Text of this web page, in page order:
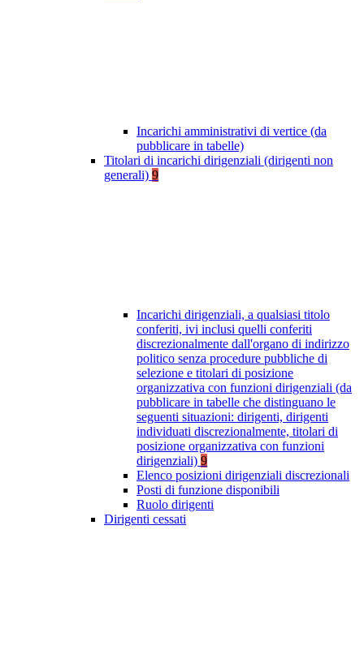
Incarichi amministrativi di vertice (da
pubblicare in tabelle)
Titolari di incarichi dirigenziali (dirigenti non
generali) 9
Incarichi dirigenziali, a qualsiasi titolo
conferiti, ivi inclusi quelli conferiti
discrezionalmente dall'organo di indirizzo
politico senza procedure pubbliche di
selezione e titolari di posizione
organizzativa con funzioni dirigenziali (da
pubblicare in tabelle che distinguano le
seguenti situazioni: dirigenti, dirigenti
individuati discrezionalmente, titolari di
posizione organizzativa con funzioni
dirigenziali) 9
Elenco posizioni dirigenziali discrezionali
Posti di funzione disponibili
Ruolo dirigenti
Dirigenti cessati